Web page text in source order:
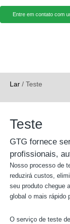
Entre em contato com
Lar / Teste
Teste
GTG fornece
profissionais,
Nosso processo de
reduzirá custos,
seu produto chegue
global o mais rápido
O serviço de teste